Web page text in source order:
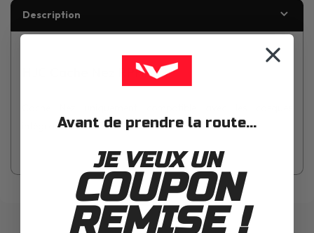
Description
HJC Cache Nez RPHA 12
intégraux RPHA 12
Avant de prendre la route...
JE VEUX UN
COUPON
REMISE !